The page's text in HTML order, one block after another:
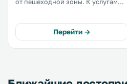
от пешеходной зоны. К услугам
всем здании, а также номера с
телевизором, некоторые из
которых оснащены
Перейти →